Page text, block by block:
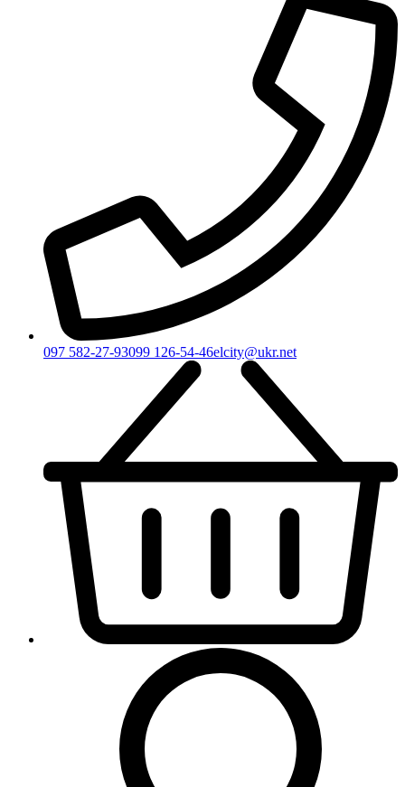
097 582-27-93099 126-54-46elcity@ukr.net